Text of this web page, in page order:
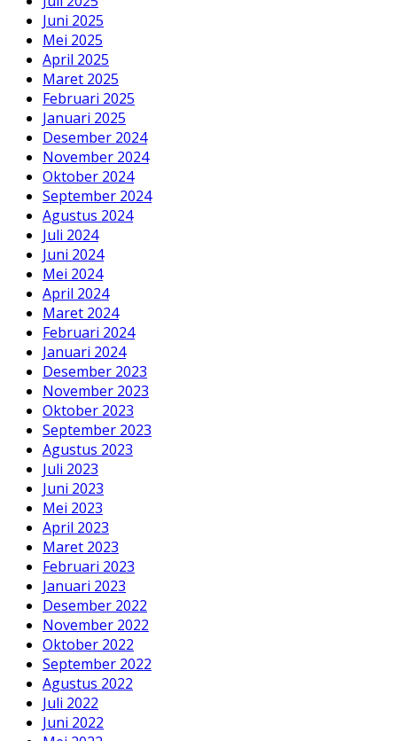
Juni 2025
Mei 2025
April 2025
Maret 2025
Februari 2025
Januari 2025
Desember 2024
November 2024
Oktober 2024
September 2024
Agustus 2024
Juli 2024
Juni 2024
Mei 2024
April 2024
Maret 2024
Februari 2024
Januari 2024
Desember 2023
November 2023
Oktober 2023
September 2023
Agustus 2023
Juli 2023
Juni 2023
Mei 2023
April 2023
Maret 2023
Februari 2023
Januari 2023
Desember 2022
November 2022
Oktober 2022
September 2022
Agustus 2022
Juli 2022
Juni 2022